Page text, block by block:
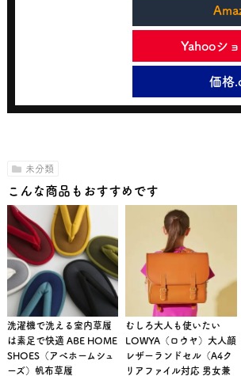
Yahooシ
価格
未分類
こんな商品もおすすめです
洗濯機で洗える室内草履
は素足で快適 ABE HOME
SHOES（アベホームシュ
ーズ）帆布草履
むしろ大人も使いたい
LOWYA（ロウヤ）大人顔
レザーランドセル（A4ク
リアファイル対応 男女兼